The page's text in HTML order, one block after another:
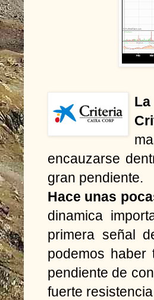
encauzarse
gran pendiente.
Hace unas
dinamica
primera señal
podemos
pendiente de
fuerte